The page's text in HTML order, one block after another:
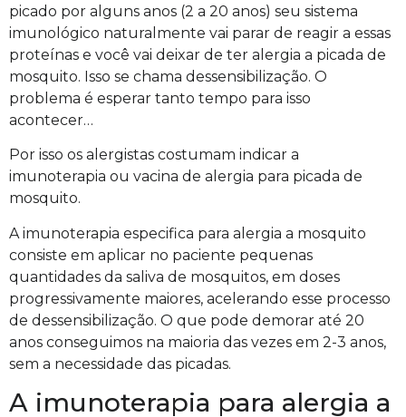
picado por alguns anos (2 a 20 anos) seu sistema
imunológico naturalmente vai parar de reagir a essas
proteínas e você vai deixar de ter alergia a picada de
mosquito. Isso se chama dessensibilização. O
problema é esperar tanto tempo para isso
acontecer…
Por isso os alergistas costumam indicar a
imunoterapia ou vacina de alergia para picada de
mosquito.
A imunoterapia especifica para alergia a mosquito
consiste em aplicar no paciente pequenas
quantidades da saliva de mosquitos, em doses
progressivamente maiores, acelerando esse processo
de dessensibilização. O que pode demorar até 20
anos conseguimos na maioria das vezes em 2-3 anos,
sem a necessidade das picadas.
A imunoterapia para alergia a